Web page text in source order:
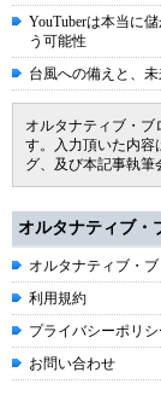
YouTuberは本当に
う可能性
台風への備えと、未
オルタナティブ・ブ
す。入力頂いた内容
グ、及び本記事執筆
オルタナティブ・
オルタナティブ・
利用規約
プライバシーポリシ
お問い合わせ